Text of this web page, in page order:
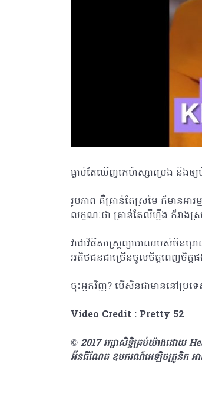
ធ្លាប់តែឃើញគេម៉ាស្សាប្រេង និងឲ្
រូបភាព គឺគ្រាន់តែស្រមៃ ក៏មានអ
លក្ខណៈថា គ្រាន់តែលឺហ្នឹង ក៏រាង
វាជាវិធីសាស្រ្តព្យាបាលរបស់ចិនបុ
អតិថជនជាច្រើនចូលចិត្តពេញចិត្ត
ចុះអ្នកវិញ? បើសិនជាមាននៅប្រ
Video Credit : Pretty 52
© 2017 រក្សាសិទ្ធិគ្រប់យ៉ាងដោយ
អ៊ីនធឺណែត ឧបករណ៍អេឡិចត្រូនិក អា